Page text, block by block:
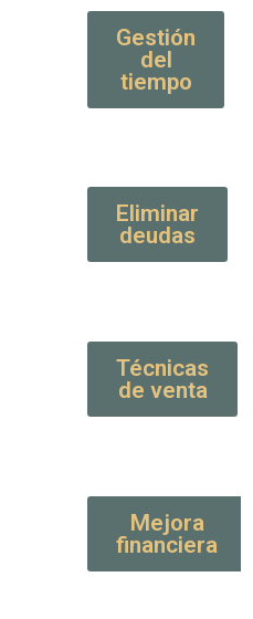
Gestión
del
tiempo
Eliminar
deudas
Técnicas
de venta
Mejora
financiera